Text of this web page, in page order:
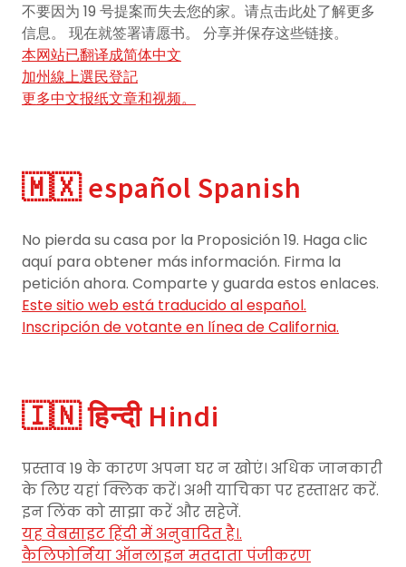
不要因为 19 号提案而失去您的家。请点击此处了解更多
信息。 现在就签署请愿书。 分享并保存这些链接。
本网站已翻译成简体中文
加州線上選民登記
更多中文报纸文章和视频。
🇲🇽 español Spanish
No pierda su casa por la Proposición 19. Haga clic
aquí para obtener más información. Firma la
petición ahora. Comparte y guarda estos enlaces.
Este sitio web está traducido al español.
Inscripción de votante en línea de California.
🇮🇳 हिन्दी Hindi
प्रस्ताव 19 के कारण अपना घर न खोएं। अधिक जानकारी
के लिए यहां क्लिक करें। अभी याचिका पर हस्ताक्षर करें.
इन लिंक को साझा करें और सहेजें.
यह वेबसाइट हिंदी में अनुवादित है।.
कैलिफोर्निया ऑनलाइन मतदाता पंजीकरण